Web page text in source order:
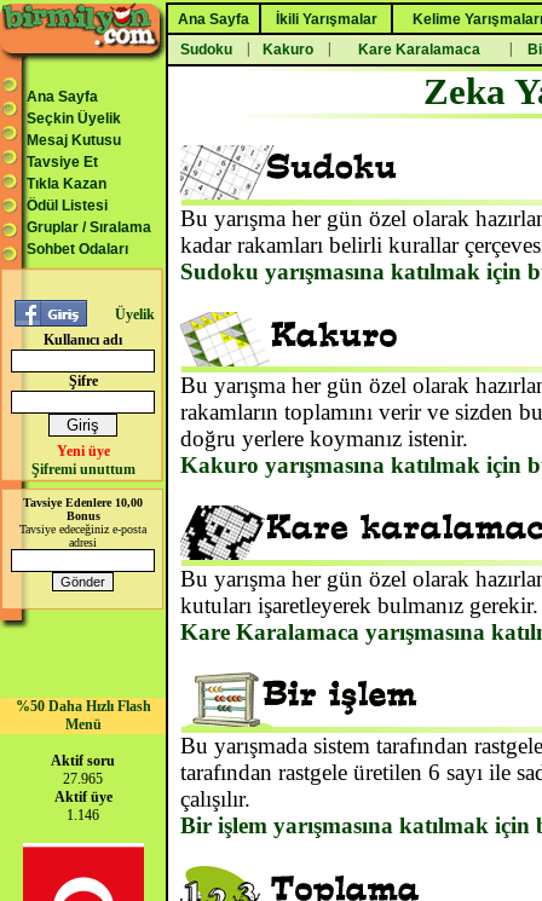
Ana Sayfa İkili Yarışmalar
Kelime Yarışmaları
Sudoku
Kakuro Kare Karalamaca
Ana Sayfa
Seçkin Üyelik
Mesaj Kutusu
Tavsiye Et
Tıkla Kazan
Ödül Listesi
Gruplar / Sıralama
Sohbet Odaları
Üyelik
Kullanıcı adı
Şifre
Yeni üye
Şifremi unuttum
Tavsiye Edenlere 10,00
Bonus
Tavsiye edeceğiniz e-posta
adresi
%50 Daha Hızlı Flash
Menü
Aktif soru
27.965
Aktif üye
1.146
Zeka
Bu yarışma her gün özel olarak
kadar rakamları belirli kurallar
Sudoku yarışmasına katılmak için
Bu yarışma her gün özel olarak
rakamların toplamını verir ve sizden
doğru yerlere koymanız istenir.
Kakuro yarışmasına katılmak için
Bu yarışma her gün özel olarak
kutuları işaretleyerek bulmanız gerekir.
Kare Karalamaca yarışmasına
Bu yarışmada sistem tarafından
tarafından rastgele üretilen 6 sayı ile
çalışılır.
Bir işlem yarışmasına katılmak için